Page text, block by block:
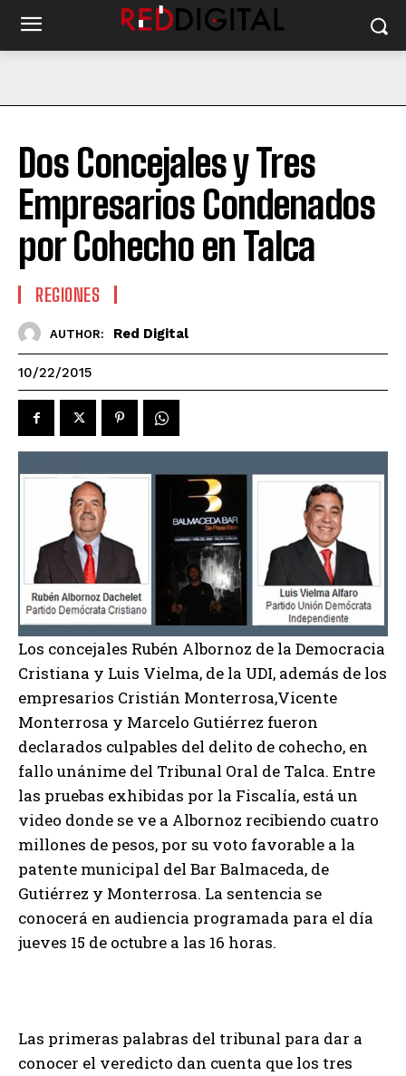
Dos Concejales y Tres
Empresarios Condenados
por Cohecho en Talca
REGIONES
AUTHOR: Red Digital
10/22/2015
Los concejales Rubén Albornoz de la Democracia
Cristiana y Luis Vielma, de la UDI, además de los
empresarios Cristián Monterrosa,Vicente
Monterrosa y Marcelo Gutiérrez fueron
declarados culpables del delito de cohecho, en
fallo unánime del Tribunal Oral de Talca. Entre
las pruebas exhibidas por la Fiscalía, está un
video donde se ve a Albornoz recibiendo cuatro
millones de pesos, por su voto favorable a la
patente municipal del Bar Balmaceda, de
Gutiérrez y Monterrosa. La sentencia se
conocerá en audiencia programada para el día
jueves 15 de octubre a las 16 horas.
Las primeras palabras del tribunal para dar a
conocer el veredicto dan cuenta que los tres